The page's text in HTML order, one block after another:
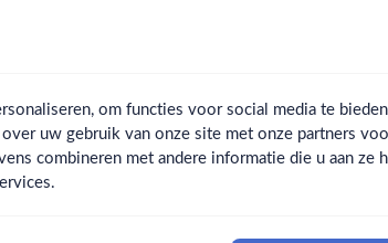
18 jaar of ouder?
om functies voor social media te
uw gebruik van onze site met onze partners
combineren met andere informatie die u aan
mijn korting